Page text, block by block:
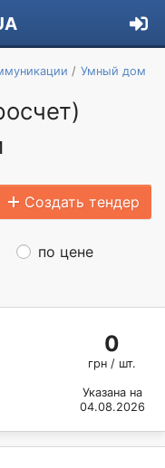
Умный дом
Создать тендер
по цене
0
грн / шт.
Указана на
04.08.2026